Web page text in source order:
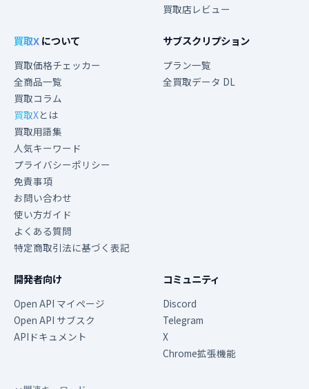
買取店レビュー
買取Xについて
買取価格チェッカー
全商品一覧
買取コラム
買取Xとは
買取用語集
人気キーワード
プライバシーポリシー
免責事項
お問い合わせ
使い方ガイド
よくある質問
特定商取引法に基づく表記
サブスクリプション
プラン一覧
全買取データ DL
開発者向け
Open API マイページ
Open API サブスク
APIドキュメント
コミュニティ
Discord
Telegram
X
Chrome拡張機能